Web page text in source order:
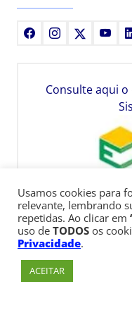
FacebookInstagram
Consulte aqui
Usamos cookies para
relevante, lembrando
repetidas. Ao clicar em
uso de TODOS os
Privacidade.
ACEITAR